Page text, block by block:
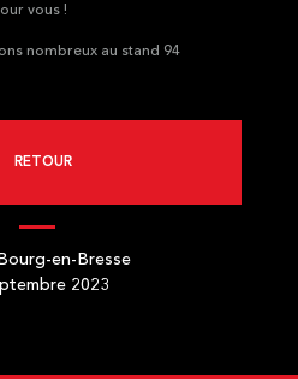
vous !
nombreux au stand 94
RETOUR
Bourg-en-Bresse
2023